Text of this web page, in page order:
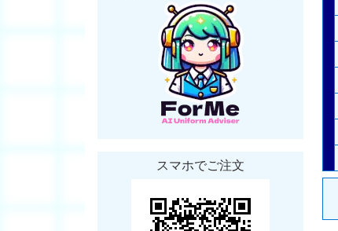
スマホでご注文